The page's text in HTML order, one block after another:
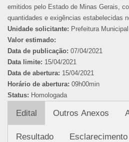
emitidos pelo Estado de Minas Gerais,
quantidades e exigências estabelecidas
Unidade solicitante: Prefeitura
Valor estimado:
Data de publicação: 07/04/2021
Data limite: 15/04/2021
Data de abertura: 15/04/2021
Horário de abertura: 09h00min
Status: Homologada
Edital Outros Anexos
Resultado Esclarecimento